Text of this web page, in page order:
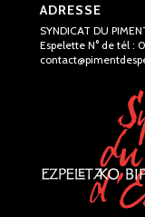
ADRESSE
SYNDICAT DU
Espelette N° de tél :